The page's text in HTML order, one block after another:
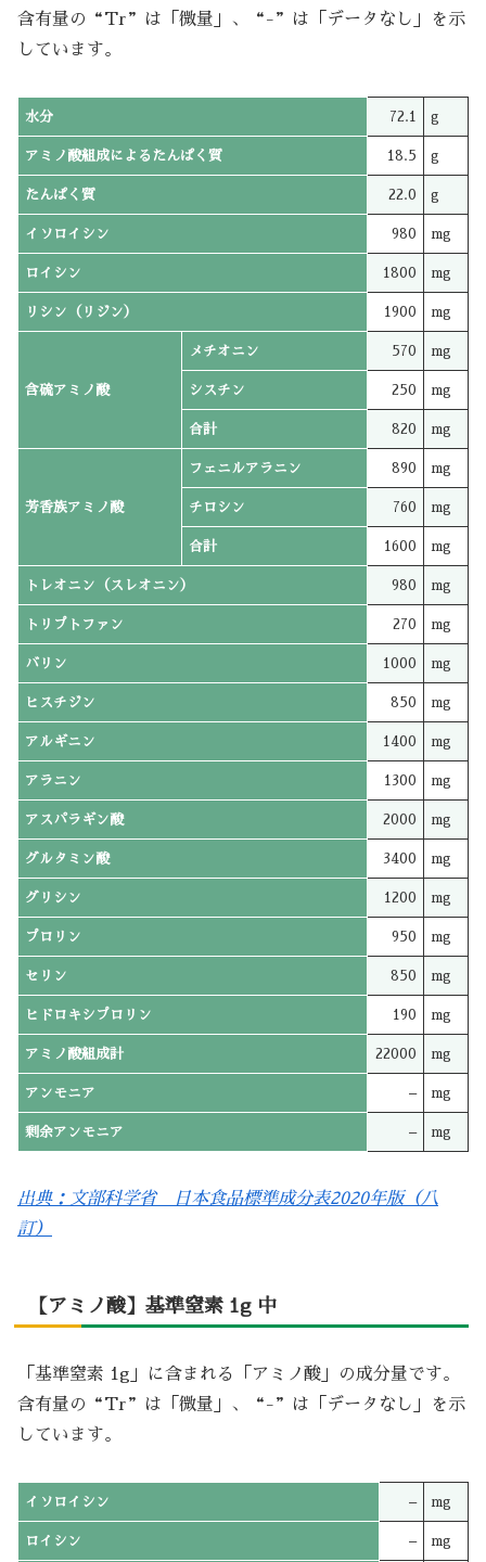
含有量の“Tr”は「微量」、“-”は「データなし」を示
しています。
水分 72.1 g
アミノ酸組成によるたんぱく質 18.5 g
たんぱく質 22.0 g
イソロイシン 980 mg
ロイシン 1800 mg
リシン（リジン） 1900 mg
含硫アミノ酸
メチオニン 570 mg
シスチン 250 mg
合計 820 mg
芳香族アミノ酸
フェニルアラニン 890 mg
チロシン 760 mg
合計 1600 mg
トレオニン（スレオニン） 980 mg
トリプトファン 270 mg
バリン 1000 mg
ヒスチジン 850 mg
アルギニン 1400 mg
アラニン 1300 mg
アスパラギン酸 2000 mg
グルタミン酸 3400 mg
グリシン 1200 mg
プロリン 950 mg
セリン 850 mg
ヒドロキシプロリン 190 mg
アミノ酸組成計 22000 mg
アンモニア – mg
剰余アンモニア – mg
出典：文部科学省 日本食品標準成分表2020年版（八
訂）
【アミノ酸】基準窒素 1g 中
「基準窒素 1g」に含まれる「アミノ酸」の成分量です。
含有量の“Tr”は「微量」、“-”は「データなし」を示
しています。
イソロイシン – mg
ロイシン – mg